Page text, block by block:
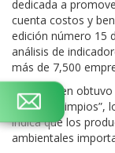
dedicada a
cuenta costos y
edición número 15
análisis de
más de 7,500
Chr. Hansen
“ingresos
indica que los
ambientales